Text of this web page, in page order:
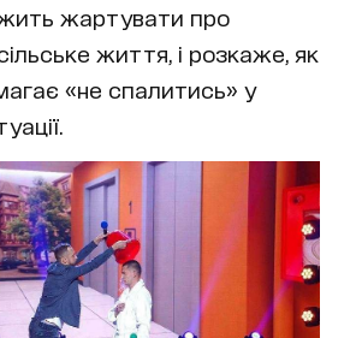
жартувати про
життя, і розкаже, як
«не спалитись» у